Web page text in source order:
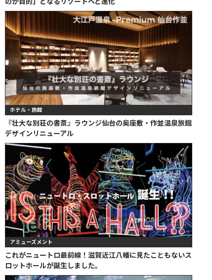
のが目的」となるリゾートへと進化
ホテル・旅館
『壮大な別荘の書斎』ラウンジ仙台の奥座敷・作並温泉旅館
デザインリニューアル
アミューズメント
これがニュートロ最前線！滋賀近江八幡に見たこともないス
ロットホールが誕生しました。